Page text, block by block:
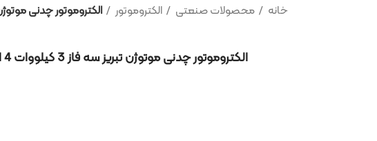
محصولات صنعتی الکتروموتور الکتروموتور چدنی موتوژن تبریز سه فاز 3 کیلووات 4 اسب
الکتروموتور چدنی موتوژن تبریز سه فاز 3 کیلووات 4 اسب